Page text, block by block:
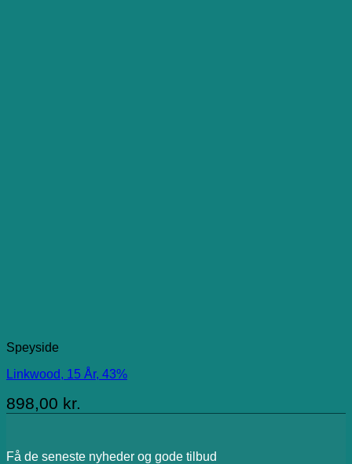
Speyside
Linkwood, 15 År, 43%
898,00 kr.
Få de seneste nyheder og gode tilbud